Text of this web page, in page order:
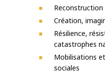
Reconstruction
Création,
Résilience,
catastrophes
Mobilisations
sociales